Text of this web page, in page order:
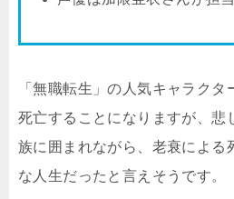
「無職転生」の人気キャラク
死亡することになりますが、悲
族に囲まれながら、老衰による
な人生だったと言えそうです。